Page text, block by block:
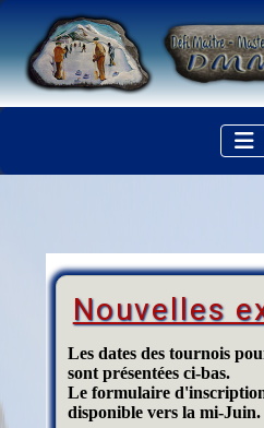
Nouvelles
Les dates des tournois
sont présentées ci-bas.
Le formulaire
disponible vers la mi-Juin.